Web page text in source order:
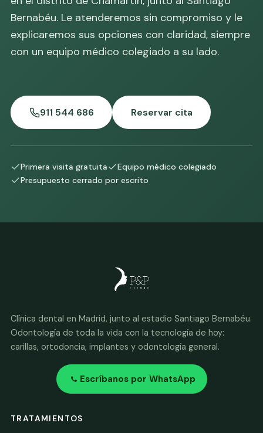
Bernabéu. Le atenderemos sin compromiso y le
explicaremos sus opciones con claridad, siempre
con un equipo médico colegiado a su lado.
911 544 686 Reservar cita
Primera visita gratuita
Equipo médico colegiado
Presupuesto cerrado por escrito
Clínica dental en Madrid, junto al estadio Santiago Bernabéu.
Odontología de toda la vida con la tecnología de hoy:
carillas, ortodoncia, implantes y odontología general.
Escríbanos por WhatsApp
TRATAMIENTOS